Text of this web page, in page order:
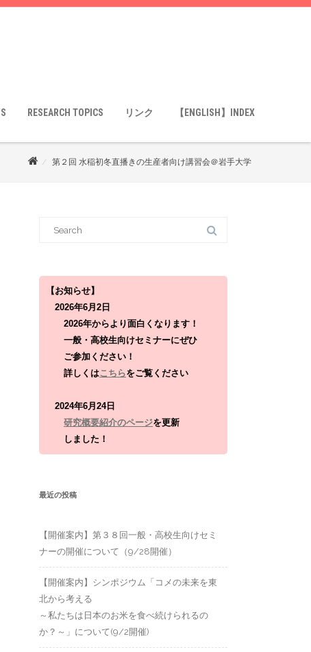
RESEARCH TOPICS リンク 【ENGLISH】INDEX
第２回 水稲初冬直播きの生産者向け講習会＠岩手大学
f
【お知らせ】
2026年6月2日
2026年からより面白くなります！
一般・高校生向けセミナーにぜひ
ご参加ください！
詳しくはこちらをご覧ください
2024年6月24日
研究概要紹介のページを更新
しました！
最近の投稿
【開催案内】第３８回一般・高校生向けセミ
ナーの開催について（9/28開催）
【開催案内】シンポジウム「コメの未来を東
北から考える
～私たちは日本のお米を食べ続けられるの
か？～」について(9/2開催)